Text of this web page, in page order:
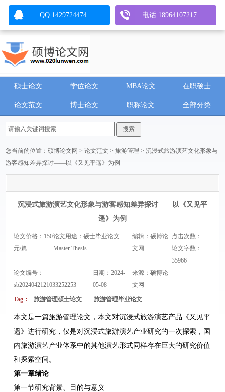
硕士论文 学位论文 MBA论文 在职硕士
论文范文 博士论文 职称论文 全部分类
您当前的位置：硕博论文网 >论文范文 >旅游管理 > 沉浸式旅游演艺文化形象与
游客感知差异探讨——以《又见平遥》为例
沉浸式旅游演艺文化形象与游客感知差异探讨——以《又见平
遥》为例
论文价格：150
元/篇
论文用途：硕士毕业论文
Master Thesis
编辑：硕博论
文网
点击次数：
论文字数：
35966
论文编号：
sb2024042121033252253
日期：2024-
05-08
来源：硕博论
文网
Tag： 旅游管理硕士论文 旅游管理毕业论文
本文是一篇旅游管理论文，本文对沉浸式旅游演艺产品《又见平
遥》进行研究，仅是对沉浸式旅游演艺产业研究的一次探索，国
内旅游演艺产业体系中的其他演艺形式同样存在巨大的研究价值
和探索空间。
第一章绪论
第一节研究背景、目的与意义
QQ 1429724474 电话 18964107217